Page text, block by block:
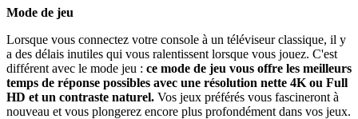
Mode de jeu
Lorsque vous connectez votre console à un téléviseur classique, il y
a des délais inutiles qui vous ralentissent lorsque vous jouez. C'est
différent avec le mode jeu : ce mode de jeu vous offre les meilleurs
temps de réponse possibles avec une résolution nette 4K ou Full
HD et un contraste naturel. Vos jeux préférés vous fascineront à
nouveau et vous plongerez encore plus profondément dans vos jeux.